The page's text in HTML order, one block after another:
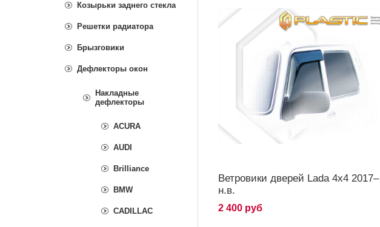
Ветровики дверей Lada 4x4 2017–
н.в.
2 400 руб
Козырьки заднего стекла
Решетки радиатора
Брызговики
Дефлекторы окон
Накладные
дефлекторы
ACURA
AUDI
Brilliance
BMW
CADILLAC